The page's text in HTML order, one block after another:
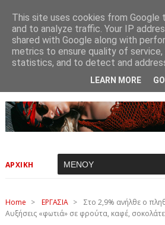
ΑΡΧΙΚΗ
Home > ΕΡΓΑΣΙΑ >
Στο 2,9% ανήλθε ο
Αυξήσεις «φωτιά» σε φρούτα, καφέ,
This site uses cookies from Google
and to analyze traffic. Your IP
shared with Google along with
metrics to ensure quality of service,
statistics, and to detect and
LEARN MORE